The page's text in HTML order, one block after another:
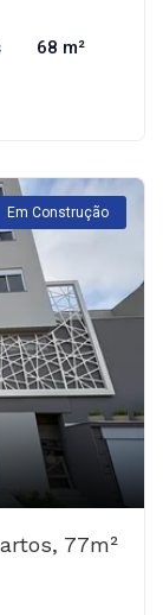
68 m²
Em Construção
77m²